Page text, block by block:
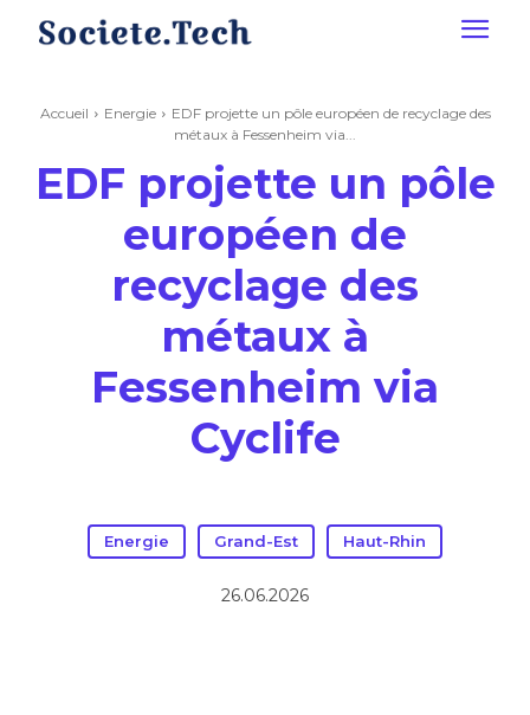
Accueil Energie
EDF projette un pôle européen de recyclage des
métaux à Fessenheim via...
EDF projette un pôle
européen de
recyclage des
métaux à
Fessenheim via
Cyclife
Energie Grand-Est Haut-Rhin
26.06.2026